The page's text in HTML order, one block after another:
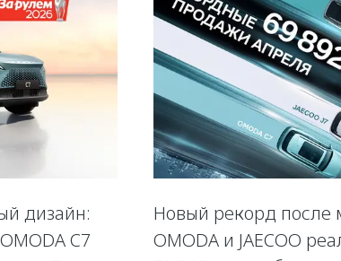
дизайн:
C7
Новый рекорд после
OMODA и JAECOO